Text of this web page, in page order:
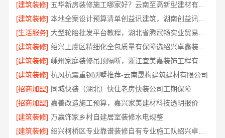
[建筑装修]
[建筑装修]
[生活服务]
[建筑装修]
绍兴上虞区精细化全包质量有保障选绍兴卓鑫装饰材料有限公司
[建筑装修]
[建筑装修] 抗风抗震重钢别墅推荐-云南晟构建筑建材有限公司
[招商加盟] 同城快装（湖北）快住老房快装公司工期保障
[招商加盟] 嘉善改造施工预算，嘉兴家美建材科技透明报价
[建筑装修] 万赢饰家乡村自建居室装修水电规整
[建筑装修]
绍兴柯桥区专业靠谱装修自有专业施工队绍兴卓鑫装饰材料有限公司